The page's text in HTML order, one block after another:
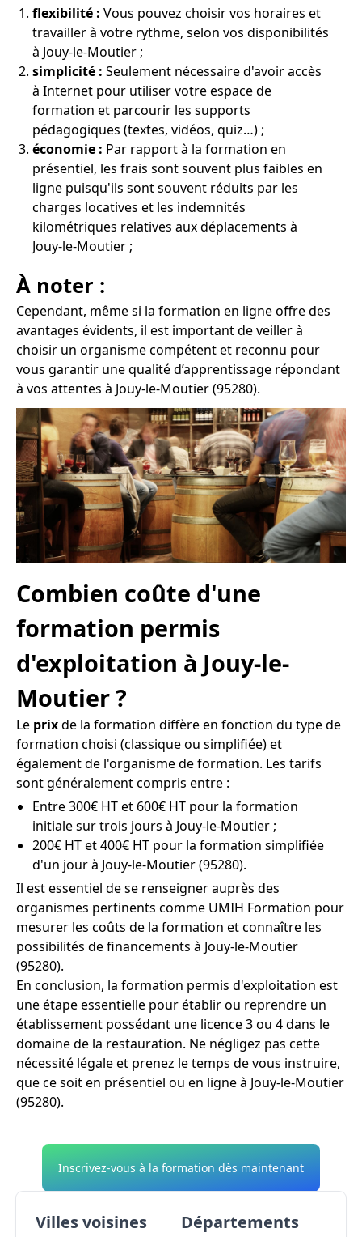
flexibilité : Vous pouvez choisir vos horaires et
travailler à votre rythme, selon vos disponibilités
à Jouy-le-Moutier ;
simplicité : Seulement nécessaire d'avoir accès
à Internet pour utiliser votre espace de
formation et parcourir les supports
pédagogiques (textes, vidéos, quiz…) ;
économie : Par rapport à la formation en
présentiel, les frais sont souvent plus faibles en
ligne puisqu'ils sont souvent réduits par les
charges locatives et les indemnités
kilométriques relatives aux déplacements à
Jouy-le-Moutier ;
À noter :
Cependant, même si la formation en ligne offre des
avantages évidents, il est important de veiller à
choisir un organisme compétent et reconnu pour
vous garantir une qualité d’apprentissage répondant
à vos attentes à Jouy-le-Moutier (95280).
Combien coûte d'une
formation permis
d'exploitation à Jouy-le-
Moutier ?
Le prixde la formation diffère en fonction du type de
formation choisi (classique ou simplifiée) et
également de l'organisme de formation. Les tarifs
sont généralement compris entre :
Entre 300€ HT et 600€ HT pour la formation
initiale sur trois jours à Jouy-le-Moutier ;
200€ HT et 400€ HT pour la formation simplifiée
d'un jour à Jouy-le-Moutier (95280).
Il est essentiel de se renseigner auprès des
organismes pertinents comme UMIH Formation pour
mesurer les coûts de la formation et connaître les
possibilités de financements à Jouy-le-Moutier
(95280).
En conclusion, la formation permis d'exploitation est
une étape essentielle pour établir ou reprendre un
établissement possédant une licence 3 ou 4 dans le
domaine de la restauration. Ne négligez pas cette
nécessité légale et prenez le temps de vous instruire,
que ce soit en présentiel ou en ligne à Jouy-le-Moutier
(95280).
Inscrivez-vous à la formation dès maintenant
Villes voisines Départements